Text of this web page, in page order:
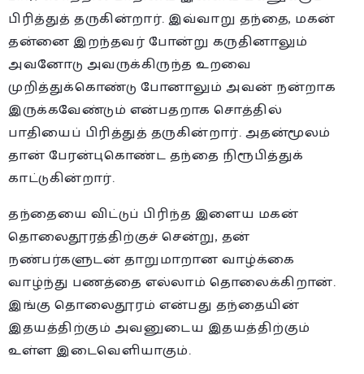
பிரித்துத் தருகின்றார். இவ்வாறு தந்தை, மகன்
தன்னை இறந்தவர் போன்று கருதினாலும்
அவனோடு அவருக்கிருந்த உறவை
முறித்துக்கொண்டு போனாலும் அவன் நன்றாக
இருக்கவேண்டும் என்பதறாக சொத்தில்
பாதியைப் பிரித்துத் தருகின்றார். அதன்மூலம்
தான் பேரன்புகொண்ட தந்தை நிரூபித்துக்
காட்டுகின்றார்.
தந்தையை விட்டுப் பிரிந்த இளைய மகன்
தொலைதூரத்திற்குச் சென்று, தன்
நண்பர்களுடன் தாறுமாறான வாழ்க்கை
வாழ்ந்து பணத்தை எல்லாம் தொலைக்கிறான்.
இங்கு தொலைதூரம் என்பது தந்தையின்
இதயத்திற்கும் அவனுடைய இதயத்திற்கும்
உள்ள இடைவெளியாகும்.